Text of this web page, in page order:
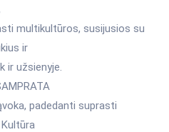
multikultūros, susijusios su
ir
ir užsienyje.
padedanti suprasti